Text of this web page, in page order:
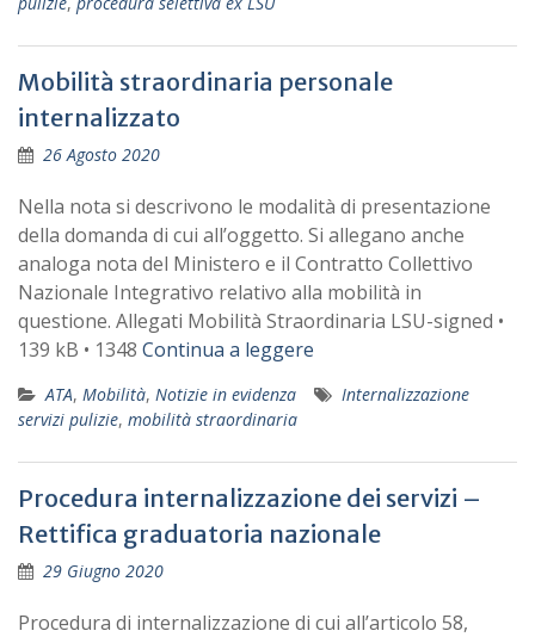
Mobilità straordinaria personale
internalizzato
26 Agosto 2020
Nella nota si descrivono le modalità di presentazione
della domanda di cui all’oggetto. Si allegano anche
analoga nota del Ministero e il Contratto Collettivo
Nazionale Integrativo relativo alla mobilità in
questione. Allegati Mobilità Straordinaria LSU-signed •
139 kB • 1348 Continua a leggere
ATA, Mobilità, Notizie in evidenza
Internalizzazione
servizi pulizie, mobilità straordinaria
Procedura internalizzazione dei servizi –
Rettifica graduatoria nazionale
29 Giugno 2020
Procedura di internalizzazione di cui all’articolo 58,